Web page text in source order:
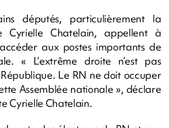
députés, particulièrement la
Cyrielle Chatelain, appellent à
aux postes importants de
« L’extrême droite n’est pas
Le RN ne doit occuper
Assemblée nationale », déclare
Cyrielle Chatelain.